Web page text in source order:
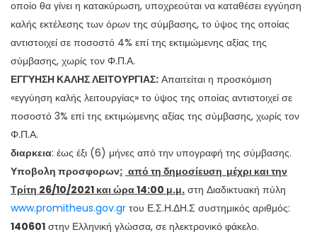
οποίο θα γίνει η κατακύρωση, υποχρεούται να καταθέσει εγγύηση
καλής εκτέλεσης των όρων της σύμβασης, το ύψος της οποίας
αντιστοιχεί σε ποσοστό 4% επί της εκτιμώμενης αξίας της
σύμβασης, χωρίς τον Φ.Π.Α.
ΕΓΓΥΗΣΗ ΚΑΛΗΣ ΛΕΙΤΟΥΡΓΙΑΣ: Απαιτείται η προσκόμιση
«εγγύηση καλής λειτουργίας» το ύψος της οποίας αντιστοιχεί σε
ποσοστό 3% επί της εκτιμώμενης αξίας της σύμβασης, χωρίς τον
Φ.Π.Α.
διαρκεια: έως έξι (6) μήνες από την υπογραφή της σύμβασης.
Υποβολη προσφορων: από τη δημοσίευση μέχρι και την
Τρίτη 26/10/2021 και ώρα 14:00 μ.μ. στη Διαδικτυακή πύλη
www.promitheus.gov.gr του Ε.Σ.Η.ΔΗ.Σ συστημικός αριθμός:
140601 στην Ελληνική γλώσσα, σε ηλεκτρονικό φάκελο.